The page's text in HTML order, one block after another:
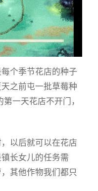
个季节花店的种子
之前屯一批草莓种
一天花店不开门，
以后就可以在花店
长女儿的任务需
其他作物我们都只